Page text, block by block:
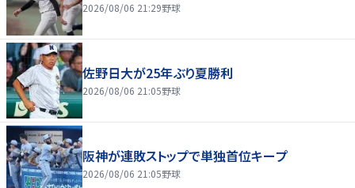
2026/08/06 21:29野球
佐野日大が25年ぶり夏勝利
2026/08/06 21:05野球
阪神が連敗ストップで単独首位キープ
2026/08/06 21:05野球